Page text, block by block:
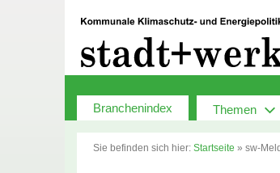
Branchenindex Themen
Sie befinden sich hier: Startseite » sw-